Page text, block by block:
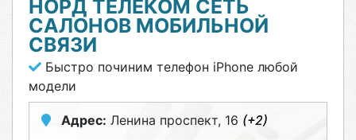
НОРД ТЕЛЕКОМ СЕТЬ
САЛОНОВ МОБИЛЬНОЙ
СВЯЗИ
Быстро починим телефон iPhone любой
модели
Адрес: Ленина проспект, 16 (+2)